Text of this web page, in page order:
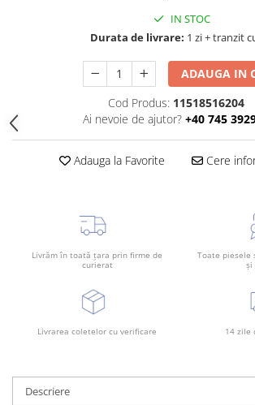
IN STOC
Durata de livrare: 1 zi + tranzit
ADAUGA IN
Cod Produs: 11518516204
Ai nevoie de ajutor? +40 745
Adauga la Favorite Cere
Livrăm în toată țara prin firme de
curierat
Toate piesele
și
Livrarea coletelor cu verificare 14 zile
Descriere